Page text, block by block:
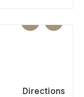
Directions